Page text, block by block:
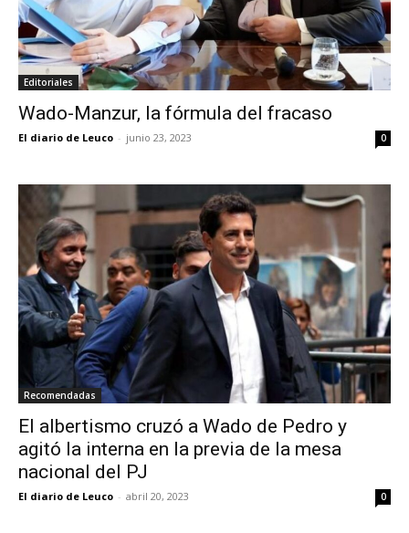
Editoriales
Wado-Manzur, la fórmula del fracaso
El diario de Leuco - junio 23, 2023 0
Recomendadas
El albertismo cruzó a Wado de Pedro y
agitó la interna en la previa de la mesa
nacional del PJ
El diario de Leuco - abril 20, 2023 0